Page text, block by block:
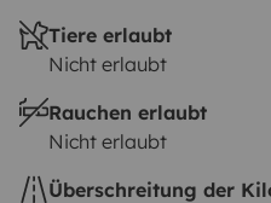
Tiere erlaubt
Nicht erlaubt
Rauchen erlaubt
Nicht erlaubt
Überschreitung der